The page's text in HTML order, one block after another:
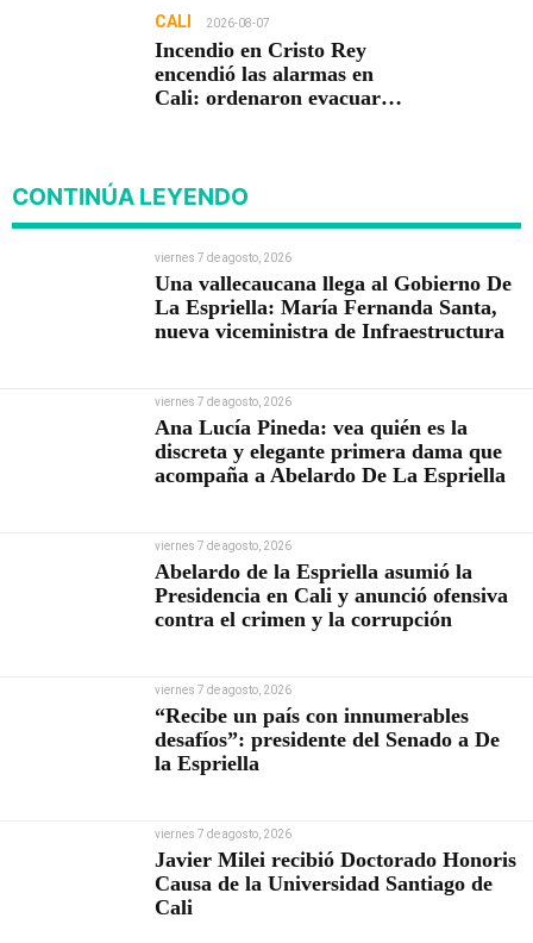
CALI 2026-08-07
Incendio en Cristo Rey
encendió las alarmas en
Cali: ordenaron evacuar
CONTINÚA LEYENDO
viernes 7 de agosto, 2026
Una vallecaucana llega al Gobierno De
La Espriella: María Fernanda Santa,
nueva viceministra de Infraestructura
viernes 7 de agosto, 2026
Ana Lucía Pineda: vea quién es la
discreta y elegante primera dama que
acompaña a Abelardo De La Espriella
viernes 7 de agosto, 2026
Abelardo de la Espriella asumió la
Presidencia en Cali y anunció ofensiva
contra el crimen y la corrupción
viernes 7 de agosto, 2026
“Recibe un país con innumerables
desafíos”: presidente del Senado a De
la Espriella
viernes 7 de agosto, 2026
Javier Milei recibió Doctorado Honoris
Causa de la Universidad Santiago de
Cali